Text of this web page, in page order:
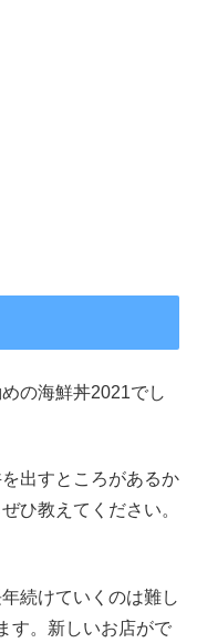
の海鮮丼2021でし
出すところがあるか
ひ教えてください。
続けていくのは難し
す。新しいお店がで